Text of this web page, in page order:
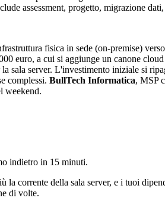
assessment, progetto, migrazione
fisica in sede (on-premise) verso
euro, a cui si aggiunge un canone
sala server. L'investimento iniziale si
complessi. BullTech Informatica, MSP
weekend.
indietro in 15 minuti.
corrente della sala server, e i tuoi
di volte.